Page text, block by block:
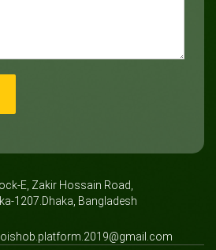
E, Zakir Hossain Road,
1207.Dhaka, Bangladesh